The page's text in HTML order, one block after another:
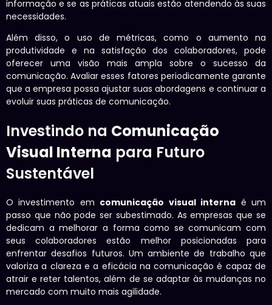
informação e se as práticas atuais estão atendendo às suas
necessidades.
Além disso, o uso de métricas, como o aumento na
produtividade e na satisfação dos colaboradores, pode
oferecer uma visão mais ampla sobre o sucesso da
comunicação. Avaliar esses fatores periodicamente garante
que a empresa possa ajustar suas abordagens e continuar a
evoluir suas práticas de comunicação.
Investindo na Comunicação
Visual Interna para Futuro
Sustentável
O investimento em comunicação visual interna é um
passo que não pode ser subestimado. As empresas que se
dedicam a melhorar a forma como se comunicam com
seus colaboradores estão melhor posicionadas para
enfrentar desafios futuros. Um ambiente de trabalho que
valoriza a clareza e a eficácia na comunicação é capaz de
atrair e reter talentos, além de se adaptar às mudanças no
mercado com muito mais agilidade.